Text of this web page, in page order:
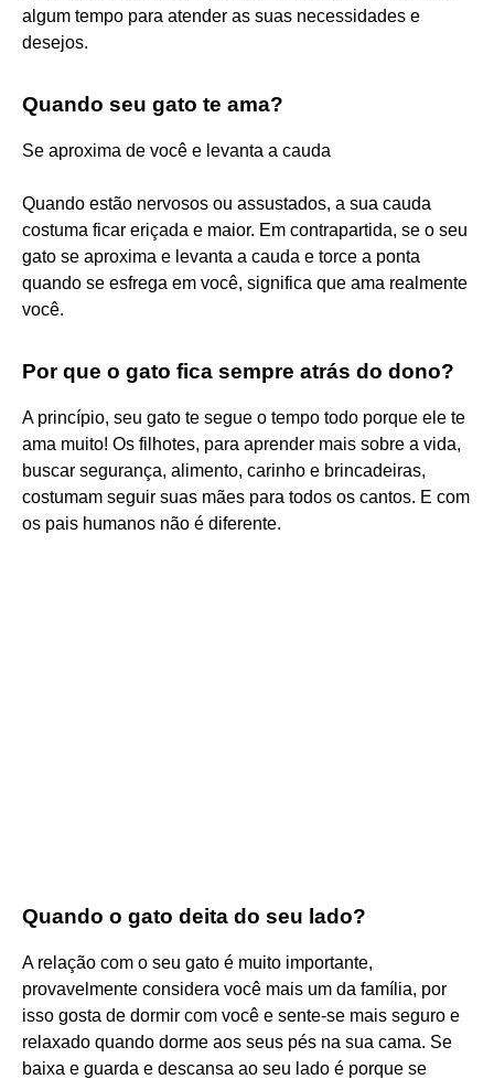
algum tempo para atender as suas necessidades e
desejos.
Quando seu gato te ama?
Se aproxima de você e levanta a cauda
Quando estão nervosos ou assustados, a sua cauda
costuma ficar eriçada e maior. Em contrapartida, se o seu
gato se aproxima e levanta a cauda e torce a ponta
quando se esfrega em você, significa que ama realmente
você.
Por que o gato fica sempre atrás do dono?
A princípio, seu gato te segue o tempo todo porque ele te
ama muito! Os filhotes, para aprender mais sobre a vida,
buscar segurança, alimento, carinho e brincadeiras,
costumam seguir suas mães para todos os cantos. E com
os pais humanos não é diferente.
Quando o gato deita do seu lado?
A relação com o seu gato é muito importante,
provavelmente considera você mais um da família, por
isso gosta de dormir com você e sente-se mais seguro e
relaxado quando dorme aos seus pés na sua cama. Se
baixa e guarda e descansa ao seu lado é porque se